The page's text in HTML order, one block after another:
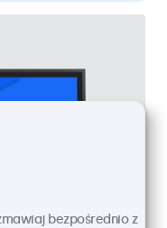
bezpośrednio z